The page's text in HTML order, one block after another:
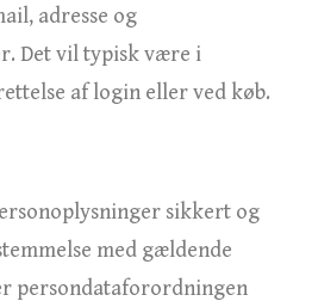
adresse og
Det vil typisk være i
af login eller ved køb.
sikkert og
med gældende
persondataforordningen